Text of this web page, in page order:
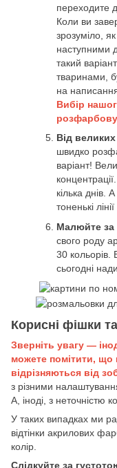
переходите
Коли ви
зрозуміло,
наступними
такий
тваринами,
на
Вибір
Від
швидко
варіант!
кілька днів.
тоненькі
Малюйте за
свого роду
30 кольорів.
сьогодні
Корисні фішки
Зверніть увагу —
можете помітити, що
відрізняються від
з різними
А, іноді, з неточністю
У таких випадках ми
відтінки акрилових
колір.
Слідкуйте за